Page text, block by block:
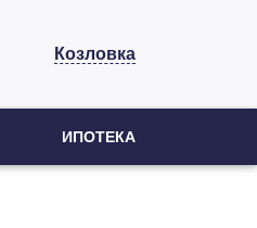
Козловка
ИПОТЕКА